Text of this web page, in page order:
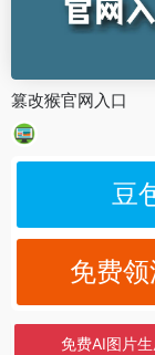
篡改猴官网入口
豆
免费
免费AI图片